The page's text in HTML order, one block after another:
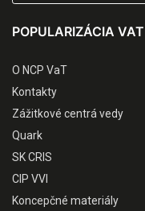
POPULARIZÁCIA VAT
O NCP VaT
Kontakty
Zážitkové centrá vedy
Quark
SK CRIS
CIP VVI
Koncepčné materiály